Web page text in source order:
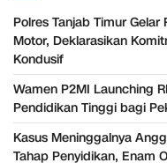
Polres Tanjab Timur
Motor, Deklarasikan
Kondusif
Wamen P2MI Launching
Pendidikan Tinggi bagi
Kasus Meninggalnya
Tahap Penyidikan, Enam